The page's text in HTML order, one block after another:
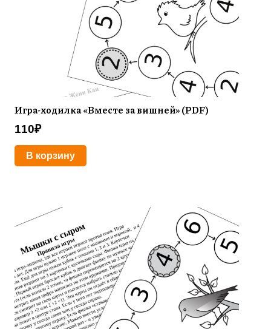
Игра-ходилка «Вместе за вишней» (PDF)
110₽
В корзину